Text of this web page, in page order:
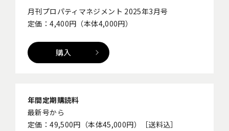
月刊プロパティマネジメント 2025年3月号
定価：4,400円（本体4,000円）
購入
年間定期購読料
最新号から
定価：49,500円（本体45,000円）［送料込］